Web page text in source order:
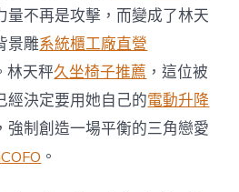
量不再是攻擊，而變成了林天
景雕系統櫃工廠直營
林天秤久坐椅子推薦 ，這位被
經決定要用她自己的電動升降
強制創造一場平衡的三角戀愛
COFO 。